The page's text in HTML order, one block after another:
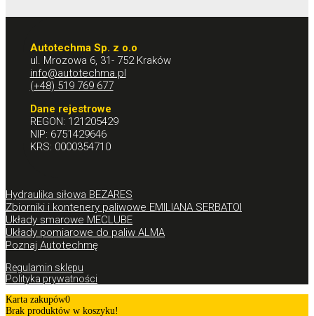
Autotechma Sp. z o.o
ul. Mrozowa 6, 31- 752 Kraków
info@autotechma.pl
(+48) 519 769 677
Dane rejestrowe
REGON: 121205429
NIP: 6751429646
KRS: 0000354710
Hydraulika siłowa BEZARES
Zbiorniki i kontenery paliwowe EMILIANA SERBATOI
Układy smarowe MECLUBE
Układy pomiarowe do paliw ALMA
Poznaj Autotechmę
Regulamin sklepu
Polityka prywatności
Karta zakupów0
Brak produktów w koszyku!